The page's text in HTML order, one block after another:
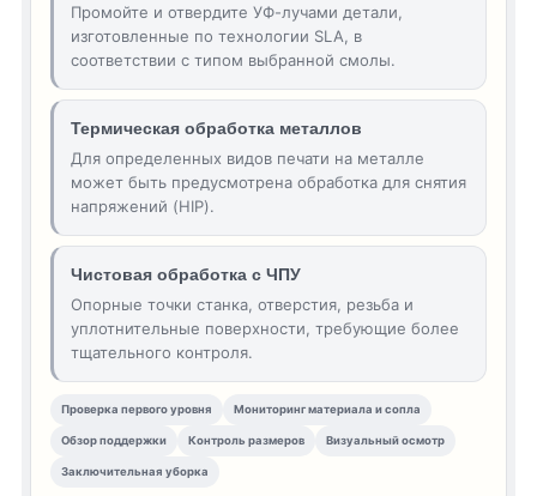
Промойте и отвердите УФ-лучами детали,
изготовленные по технологии SLA, в
соответствии с типом выбранной смолы.
Термическая обработка металлов
Для определенных видов печати на металле
может быть предусмотрена обработка для снятия
напряжений (HIP).
Чистовая обработка с ЧПУ
Опорные точки станка, отверстия, резьба и
уплотнительные поверхности, требующие более
тщательного контроля.
Проверка первого уровня Мониторинг материала и сопла
Обзор поддержки Контроль размеров Визуальный осмотр
Заключительная уборка